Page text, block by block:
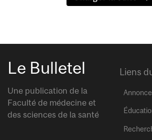
Le Bulletel
Une publication de la
Faculté de médecine et
des sciences de la santé
Liens